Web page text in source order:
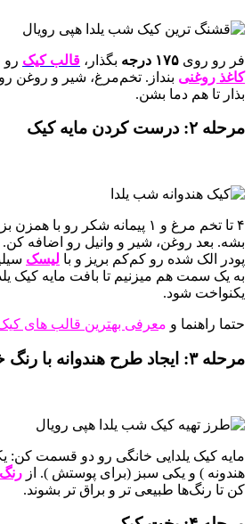
فر رو روی ۱۷۵ درجه بگذار، قالب کیک
کاغذ روغنی بنداز. تخم‌مرغ، شیر و روغن
بذار تا هم‌ دما بشن.
مرحله ۲: درست کردن مایه کیک
۴ تا تخم‌ مرغ و ۱ پیمانه شکر رو
بشه. بعد روغن، شیر و وانیل رو اضافه کن.
پودر الک‌ شده رو کم‌کم بریز و با لیسک
به یک سمت هم میزنیم تا بافت مایه کیک
یکنواخت شود.
حتما راهنما و معرفی بهترین قالب های
مرحله ۳: ایجاد طرح هندوانه با رنگ خوراکی
مایه کیک یلدایی خانگی رو دو قسمت
هندونه ) و یکی سبز (برای پوستش ). از
کن تا رنگ‌ها طبیعی‌ تر و براق‌ تر بشوند.